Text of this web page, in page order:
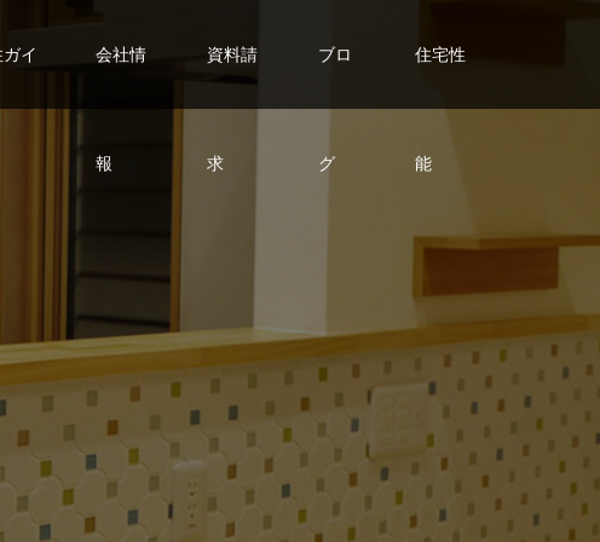
イ 会社情
報
資料請
求
ブロ
グ
住宅性
能